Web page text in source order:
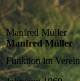
Manfred Müller
Manfred Müller
Funktion im Verein